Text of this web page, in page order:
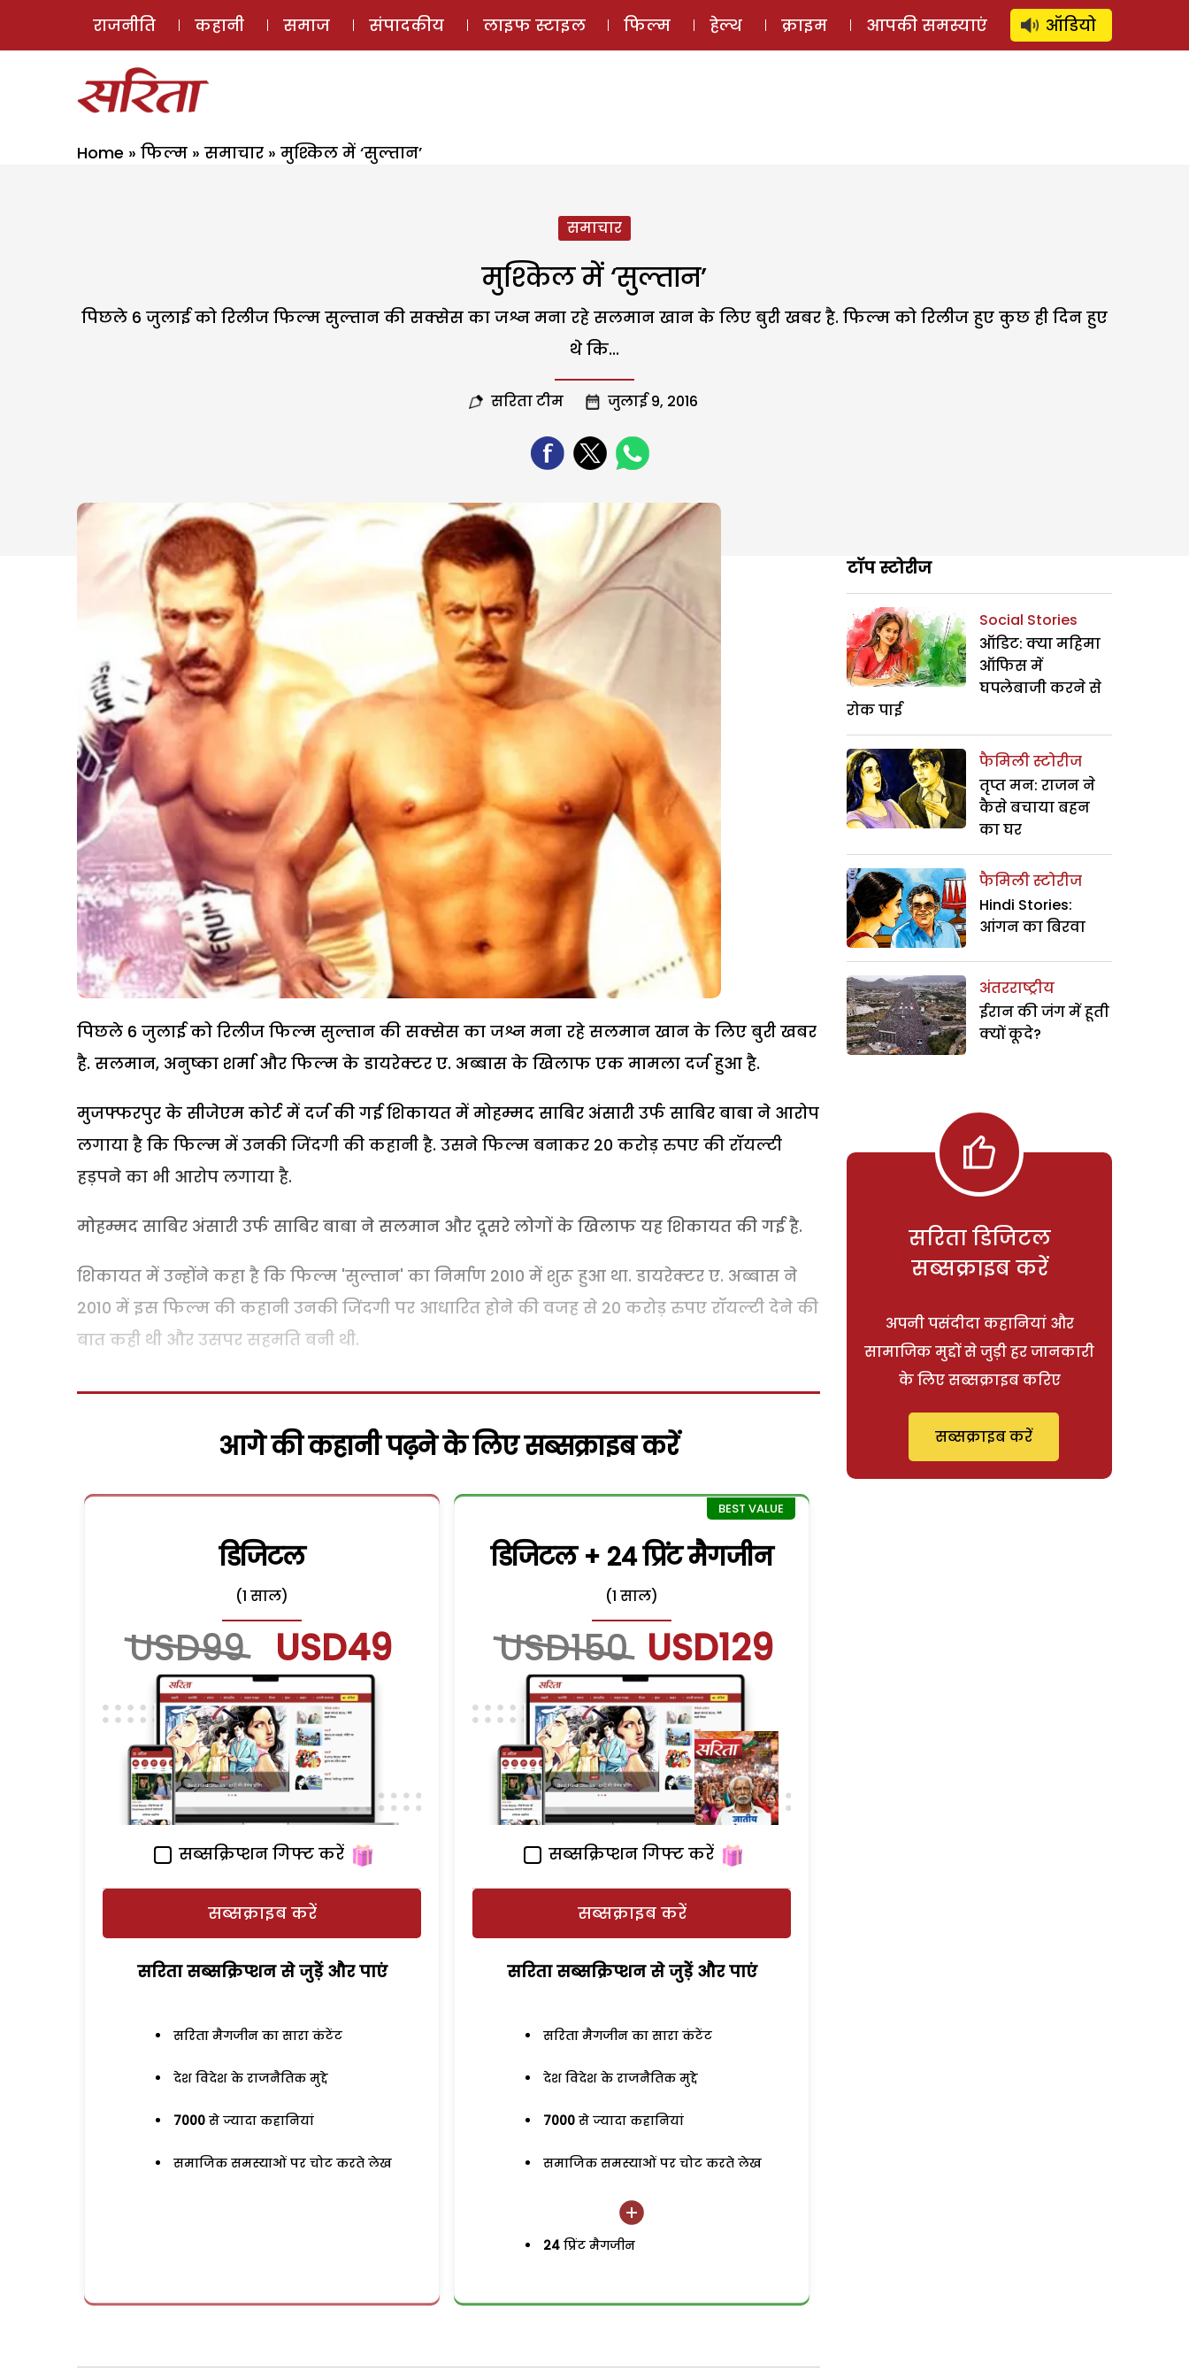
ई-मैगज़ीन ऑडियो स्टोरी लॉग इन ⚲ SUBSCRIBE
राजनीति कहानी समाज संपादकीय लाइफ स्टाइल फिल्म हेल्थ क्राइम आपकी समस्याएं ऑडियो
Home » फिल्म » समाचार » मुश्किल में ‘सुल्तान’
समाचार
मुश्किल में ‘सुल्तान’
पिछले 6 जुलाई को रिलीज फिल्म सुल्तान की सक्सेस का जश्न मना रहे सलमान खान के लिए बुरी खबर है. फिल्म को रिलीज हुए कुछ ही दिन हुए
थे कि...
सरिता टीम जुलाई 9, 2016
पिछले 6 जुलाई को रिलीज फिल्म सुल्तान की सक्सेस का जश्न मना रहे सलमान खान के लिए बुरी खबर
है. सलमान, अनुष्का शर्मा और फिल्म के डायरेक्टर ए. अब्बास के खिलाफ एक मामला दर्ज हुआ है.
मुजफ्फरपुर के सीजेएम कोर्ट में दर्ज की गई शिकायत में मोहम्मद साबिर अंसारी उर्फ साबिर बाबा ने आरोप
लगाया है कि फिल्म में उनकी जिंदगी की कहानी है. उसने फिल्म बनाकर 20 करोड़ रुपए की रॉयल्टी
हड़पने का भी आरोप लगाया है.
मोहम्मद साबिर अंसारी उर्फ साबिर बाबा ने सलमान और दूसरे लोगों के खिलाफ यह शिकायत की गई है.
शिकायत में उन्होंने कहा है कि फिल्म 'सुल्तान' का निर्माण 2010 में शुरू हुआ था. डायरेक्टर ए. अब्बास ने
2010 में इस फिल्म की कहानी उनकी जिंदगी पर आधारित होने की वजह से 20 करोड़ रुपए रॉयल्टी देने की
बात कही थी और उसपर सहमति बनी थी.
आगे की कहानी पढ़ने के लिए सब्सक्राइब करें
डिजिटल
(1 साल)
USD99 USD49
सब्सक्रिप्शन गिफ्ट करें
सब्सक्राइब करें
सरिता सब्सक्रिप्शन से जुड़ेें और पाएं
सरिता मैगजीन का सारा कंटेंट
देश विदेश के राजनैतिक मुद्दे
7000 से ज्यादा कहानियां
समाजिक समस्याओं पर चोट करते लेख
डिजिटल + 24 प्रिंट मैगजीन
(1 साल)
USD150 USD129
सब्सक्रिप्शन गिफ्ट करें
सब्सक्राइब करें
सरिता सब्सक्रिप्शन से जुड़ेें और पाएं
सरिता मैगजीन का सारा कंटेंट
देश विदेश के राजनैतिक मुद्दे
7000 से ज्यादा कहानियां
समाजिक समस्याओं पर चोट करते लेख
24 प्रिंट मैगजीन
टॉप स्टोरीज
Social Stories
ऑडिट: क्या महिमा
ऑफिस में
घपलेबाजी करने से
रोक पाई
फैमिली स्टोरीज
तृप्त मन: राजन ने
कैसे बचाया बहन
का घर
फैमिली स्टोरीज
Hindi Stories:
आंगन का बिरवा
अंतरराष्ट्रीय
ईरान की जंग में हूती
क्यों कूदे?
सरिता डिजिटल
सब्सक्राइब करें
अपनी पसंदीदा कहानियां और
सामाजिक मुद्दों से जुड़ी हर जानकारी
के लिए सब्सक्राइब करिए
सब्सक्राइब करें